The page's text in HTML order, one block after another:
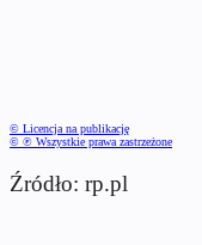
© Licencja na publikację
© ℗ Wszystkie prawa zastrzeżone
Źródło: rp.pl